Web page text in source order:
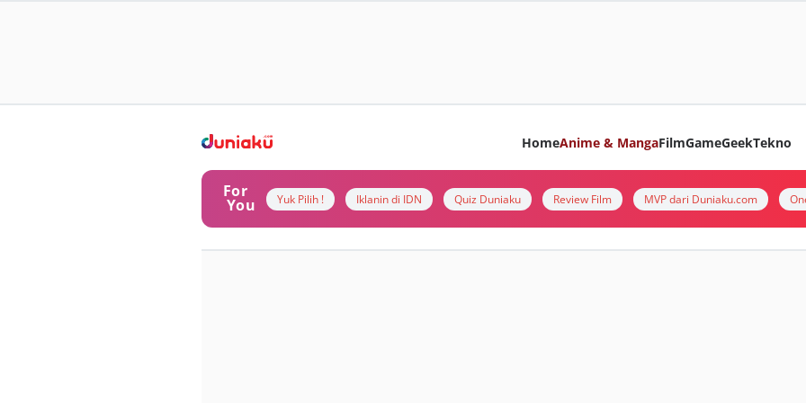
HomeAnime & MangaFilmGameGeekTekno
For
You Yuk Pilih ! Iklanin di IDN Quiz Duniaku Review Film MVP dari Duniaku.com